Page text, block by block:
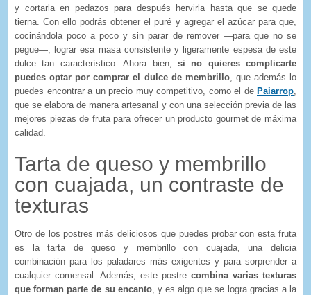
y cortarla en pedazos para después hervirla hasta que se quede
tierna. Con ello podrás obtener el puré y agregar el azúcar para que,
cocinándola poco a poco y sin parar de remover —para que no se
pegue—, lograr esa masa consistente y ligeramente espesa de este
dulce tan característico. Ahora bien, si no quieres complicarte
puedes optar por comprar el dulce de membrillo, que además lo
puedes encontrar a un precio muy competitivo, como el de Paiarrop
que se elabora de manera artesanal y con una selección previa de las
mejores piezas de fruta para ofrecer un producto gourmet de máxima
calidad.
Tarta de queso y membrillo
con cuajada, un contraste de
texturas
Otro de los postres más deliciosos que puedes probar con esta fruta
es la tarta de queso y membrillo con cuajada, una delicia
combinación para los paladares más exigentes y para sorprender a
cualquier comensal. Además, este postre combina varias texturas
que forman parte de su encanto, y es algo que se logra gracias a la